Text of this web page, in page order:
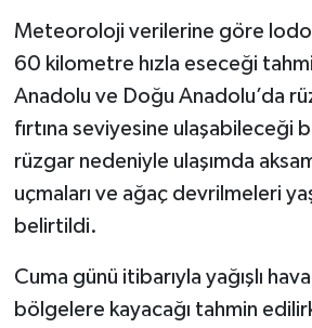
Meteoroloji verilerine göre
60 kilometre hızla eseceği
Anadolu ve Doğu Anadolu’da
fırtına seviyesine ulaşabileceği
rüzgar nedeniyle ulaşımda
uçmaları ve ağaç devrilmeleri
belirtildi.
Cuma günü itibarıyla yağışlı
bölgelere kayacağı tahmin